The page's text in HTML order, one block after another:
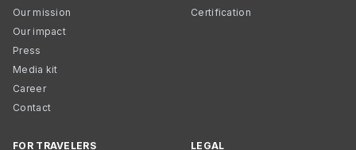
Our mission
Our impact
Press
Media kit
Career
Contact
Certification
FOR TRAVELERS LEGAL